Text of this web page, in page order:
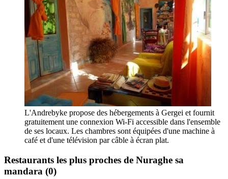
L'Andrebyke propose des hébergements à Gergei et fournit
gratuitement une connexion Wi-Fi accessible dans l'ensemble
de ses locaux. Les chambres sont équipées d'une machine à
café et d'une télévision par câble à écran plat.
Restaurants les plus proches de Nuraghe sa
mandara (0)